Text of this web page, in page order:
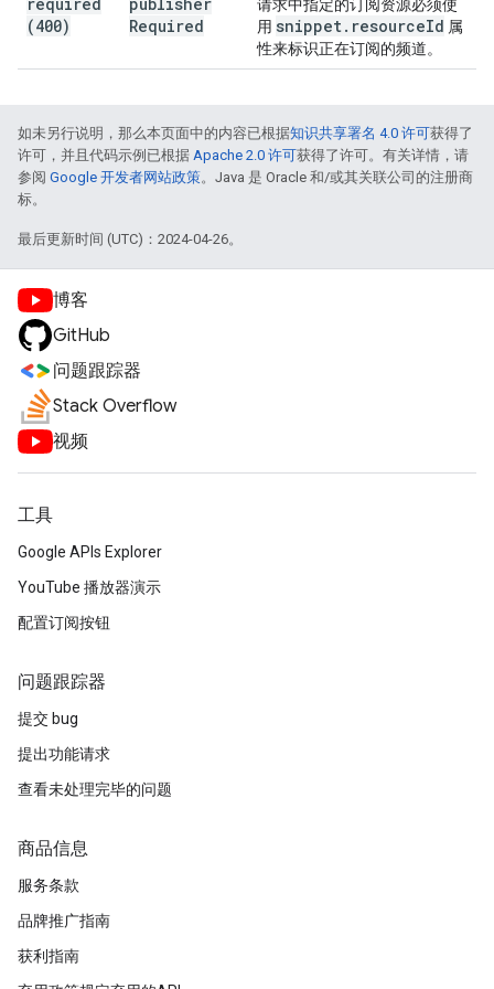
(400)
Required
请求中指定的订阅资源必须使
用 snippet. resourceId 属
性来标识正在订阅的频道。
如未另行说明，那么本页面中的内容已根据知识共享署名 4.0 许可获得了
许可，并且代码示例已根据 Apache 2.0 许可获得了许可。有关详情，请
参阅 Google 开发者网站政策。Java 是 Oracle 和/或其关联公司的注册商
标。
最后更新时间 (UTC)：2024-04-26。
博客
GitHub
问题跟踪器
Stack Overflow
视频
工具
Google APIs Explorer
YouTube 播放器演示
配置订阅按钮
问题跟踪器
提交 bug
提出功能请求
查看未处理完毕的问题
商品信息
服务条款
品牌推广指南
获利指南